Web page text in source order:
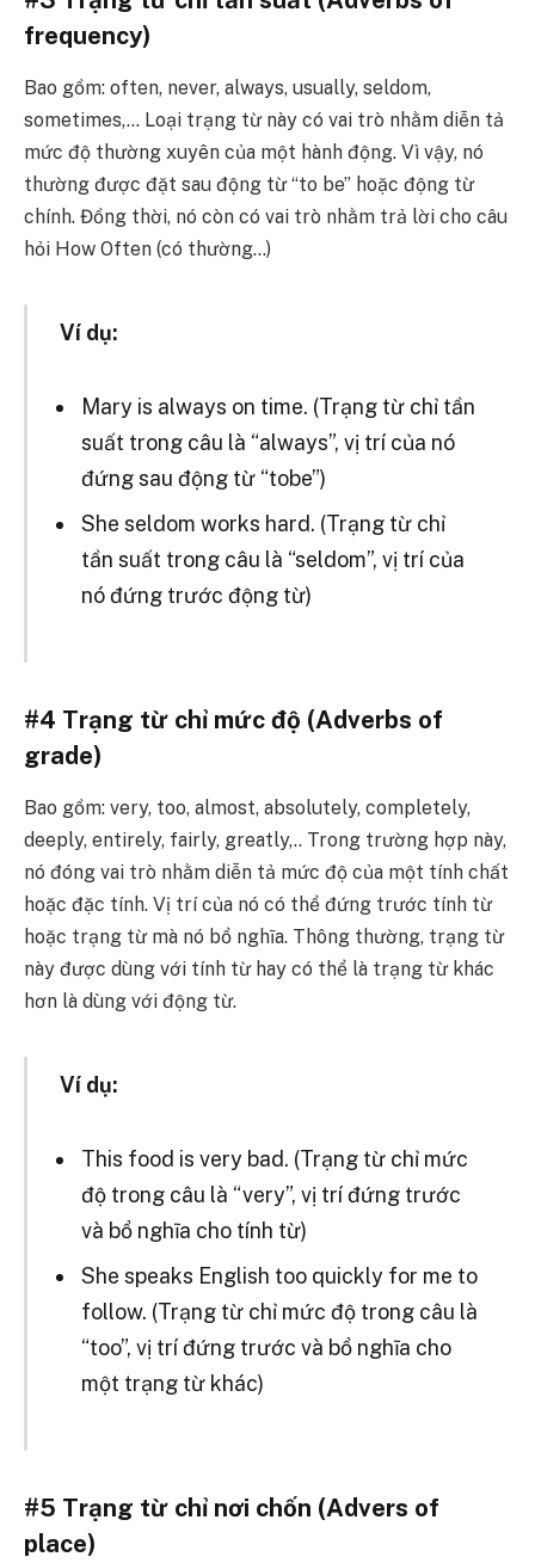
frequency)
Bao gồm: often, never, always, usually, seldom,
sometimes,… Loại trạng từ này có vai trò nhằm diễn tả
mức độ thường xuyên của một hành động. Vì vậy, nó
thường được đặt sau động từ “to be” hoặc động từ
chính. Đồng thời, nó còn có vai trò nhằm trả lời cho câu
hỏi How Often (có thường…)
Ví dụ:
Mary is always on time. (Trạng từ chỉ tần
suất trong câu là “always”, vị trí của nó
đứng sau động từ “tobe”)
She seldom works hard. (Trạng từ chỉ
tần suất trong câu là “seldom”, vị trí của
nó đứng trước động từ)
#4 Trạng từ chỉ mức độ (Adverbs of
grade)
Bao gồm: very, too, almost, absolutely, completely,
deeply, entirely, fairly, greatly,.. Trong trường hợp này,
nó đóng vai trò nhằm diễn tả mức độ của một tính chất
hoặc đặc tính. Vị trí của nó có thể đứng trước tính từ
hoặc trạng từ mà nó bổ nghĩa. Thông thường, trạng từ
này được dùng với tính từ hay có thể là trạng từ khác
hơn là dùng với động từ.
Ví dụ:
This food is very bad. (Trạng từ chỉ mức
độ trong câu là “very”, vị trí đứng trước
và bổ nghĩa cho tính từ)
She speaks English too quickly for me to
follow. (Trạng từ chỉ mức độ trong câu là
“too”, vị trí đứng trước và bổ nghĩa cho
một trạng từ khác)
#5 Trạng từ chỉ nơi chốn (Advers of
place)